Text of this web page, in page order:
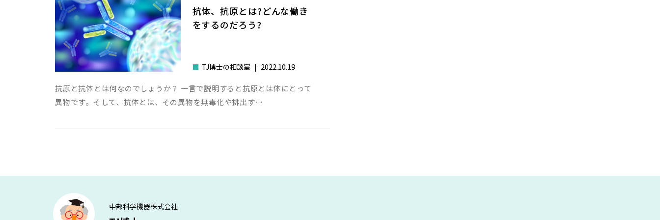
抗体、抗原とは?どんな働き
をするのだろう?
■ TJ博士の相談室 | 2022.10.19
抗原と抗体とは何なのでしょうか？ 一言で説明すると抗原とは体にとって
異物です。そして、抗体とは、その異物を無毒化や排出す…
中部科学機器株式会社